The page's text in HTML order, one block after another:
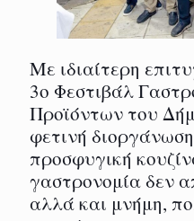
Με ιδιαίτερη
3ο Φεστιβάλ
Προϊόντων του
φετινή
προσφυγική
γαστρονομία δεν
αλλά και μνήμη,